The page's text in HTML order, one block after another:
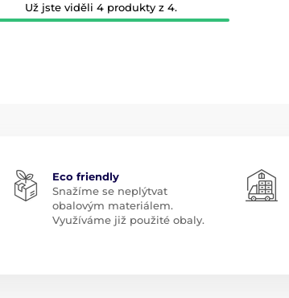
Už jste viděli 4 produkty z 4.
Eco friendly
Snažíme se neplýtvat
obalovým materiálem.
Využíváme již použité obaly.